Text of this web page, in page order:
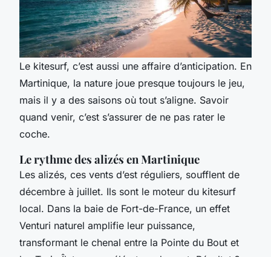
Le kitesurf, c’est aussi une affaire d’anticipation. En
Martinique, la nature joue presque toujours le jeu,
mais il y a des saisons où tout s’aligne. Savoir
quand venir, c’est s’assurer de ne pas rater le
coche.
Le rythme des alizés en Martinique
Les alizés, ces vents d’est réguliers, soufflent de
décembre à juillet. Ils sont le moteur du kitesurf
local. Dans la baie de Fort-de-France, un effet
Venturi naturel amplifie leur puissance,
transformant le chenal entre la Pointe du Bout et